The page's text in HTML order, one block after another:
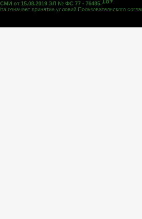
от 15.08.2019 ЭЛ № ФС 77 - 76485.
означает принятие условий Пользовательского